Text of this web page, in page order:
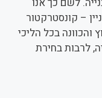
– קונסטרקטור
והכוונה בכל הליכי
לרבות בחירת